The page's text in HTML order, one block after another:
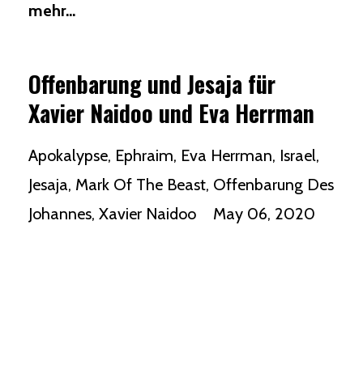
mehr...
Offenbarung und Jesaja für
Xavier Naidoo und Eva Herrman
Apokalypse Ephraim Eva Herrman Israel
Jesaja Mark Of The Beast Offenbarung Des
Johannes Xavier Naidoo May 06, 2020